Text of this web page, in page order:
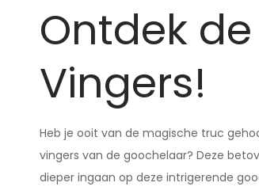
Ontdek
Vingers!
Heb je ooit van de magische truc
vingers van de goochelaar? Deze
dieper ingaan op deze intrigerende